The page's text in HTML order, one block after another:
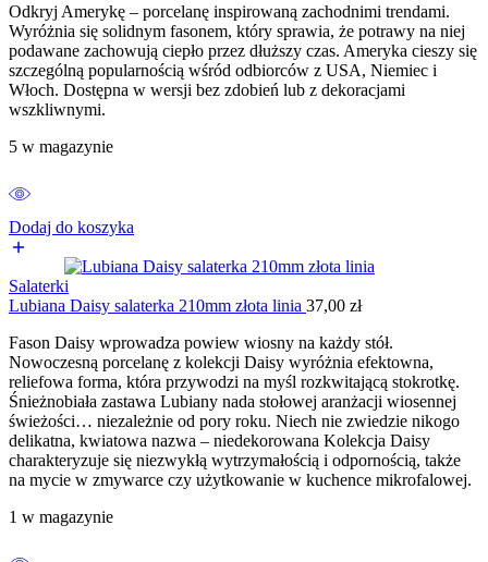
Odkryj Amerykę – porcelanę inspirowaną zachodnimi trendami.
Wyróżnia się solidnym fasonem, który sprawia, że potrawy na niej
podawane zachowują ciepło przez dłuższy czas. Ameryka cieszy się
szczególną popularnością wśród odbiorców z USA, Niemiec i
Włoch. Dostępna w wersji bez zdobień lub z dekoracjami
wszkliwnymi.
5 w magazynie
Dodaj do koszyka
Salaterki
Lubiana Daisy salaterka 210mm złota linia 37,00 zł
Fason Daisy wprowadza powiew wiosny na każdy stół.
Nowoczesną porcelanę z kolekcji Daisy wyróżnia efektowna,
reliefowa forma, która przywodzi na myśl rozkwitającą stokrotkę.
Śnieżnobiała zastawa Lubiany nada stołowej aranżacji wiosennej
świeżości… niezależnie od pory roku. Niech nie zwiedzie nikogo
delikatna, kwiatowa nazwa – niedekorowana Kolekcja Daisy
charakteryzuje się niezwykłą wytrzymałością i odpornością, także
na mycie w zmywarce czy użytkowanie w kuchence mikrofalowej.
1 w magazynie